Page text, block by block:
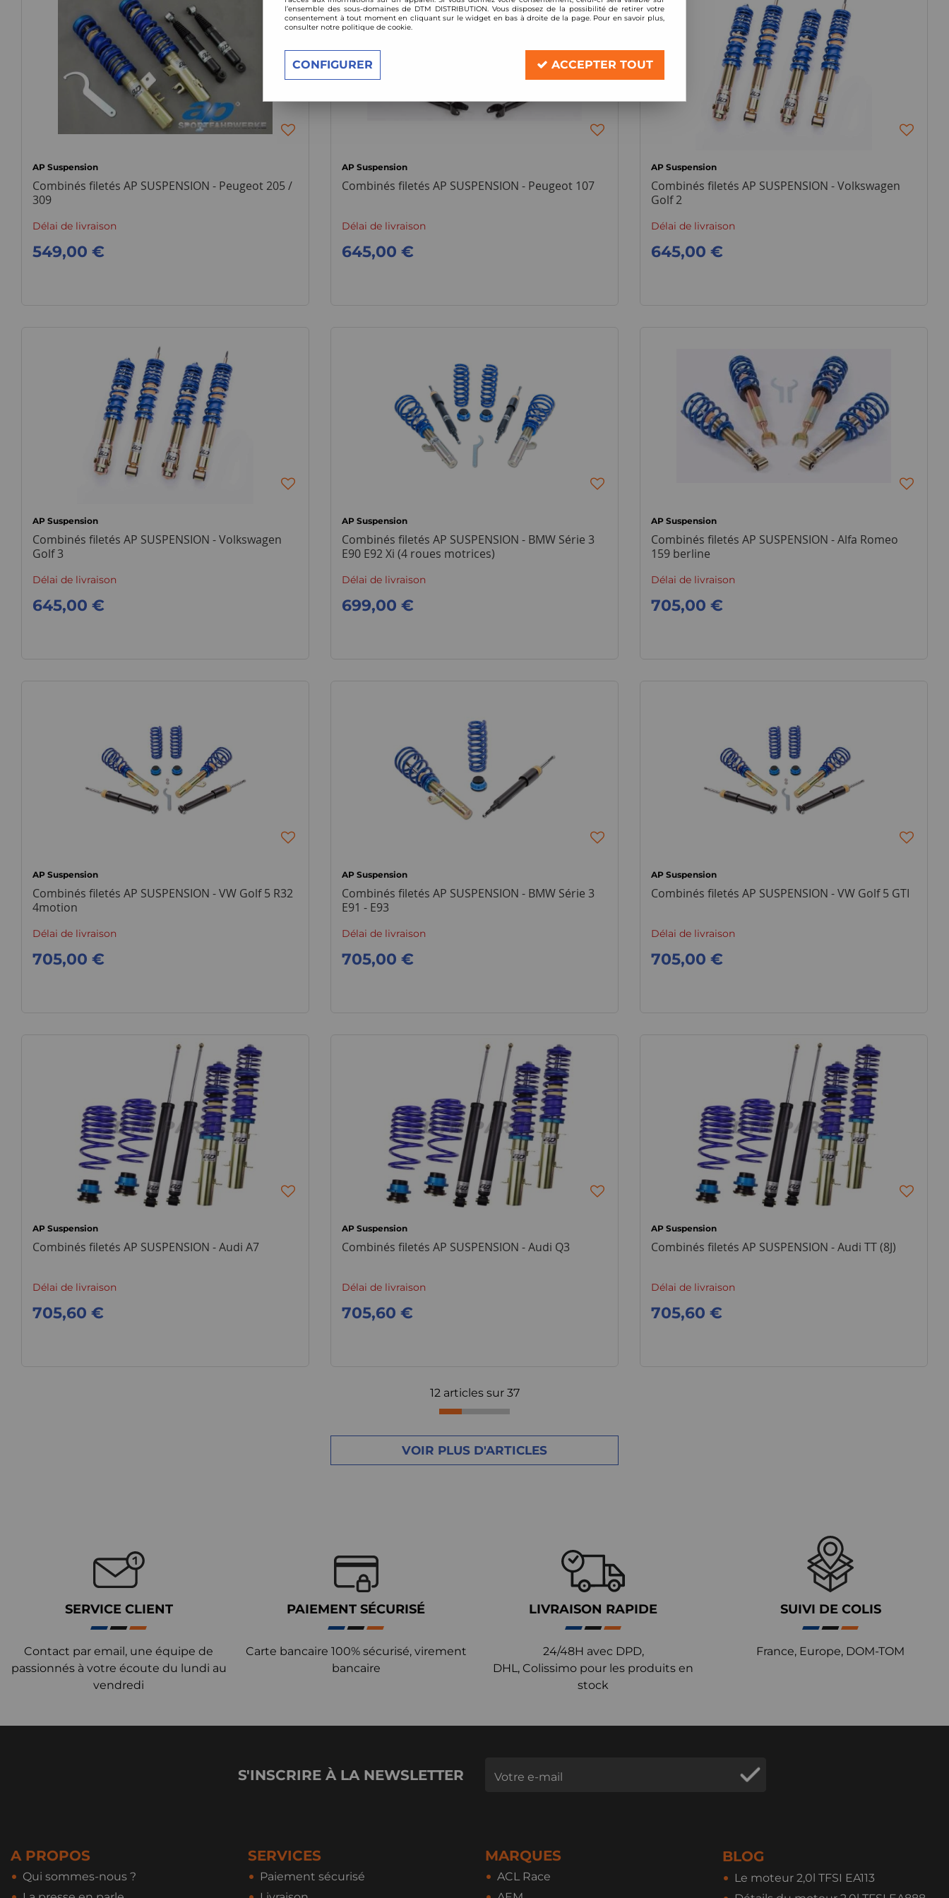
AP Suspension
Combinés filetés AP SUSPENSION - Peugeot 205 /
309
Délai de livraison
549,00 €
AP Suspension
Combinés filetés AP SUSPENSION - Peugeot 107
Délai de livraison
645,00 €
AP Suspension
Combinés filetés AP SUSPENSION - Volkswagen
Golf 2
Délai de livraison
645,00 €
AP Suspension
Combinés filetés AP SUSPENSION - Volkswagen
Golf 3
Délai de livraison
645,00 €
AP Suspension
Combinés filetés AP SUSPENSION - BMW Série 3
E90 E92 Xi (4 roues motrices)
Délai de livraison
699,00 €
AP Suspension
Combinés filetés AP SUSPENSION - Alfa Romeo
159 berline
Délai de livraison
705,00 €
AP Suspension
Combinés filetés AP SUSPENSION - VW Golf 5 R32
4motion
Délai de livraison
705,00 €
AP Suspension
Combinés filetés AP SUSPENSION - BMW Série 3
E91 - E93
Délai de livraison
705,00 €
AP Suspension
Combinés filetés AP SUSPENSION - VW Golf 5 GTI
Délai de livraison
705,00 €
AP Suspension
Combinés filetés AP SUSPENSION - Audi A7
Délai de livraison
705,60 €
AP Suspension
Combinés filetés AP SUSPENSION - Audi Q3
Délai de livraison
705,60 €
AP Suspension
Combinés filetés AP SUSPENSION - Audi TT (8J)
Délai de livraison
705,60 €
12 articles sur 37
VOIR PLUS D'ARTICLES
SERVICE CLIENT
Contact par email, une équipe de
passionnés à votre écoute du lundi au
vendredi
PAIEMENT SÉCURISÉ
Carte bancaire 100% sécurisé, virement
bancaire
LIVRAISON RAPIDE
24/48H avec DPD,
DHL, Colissimo pour les produits en
stock
SUIVI DE COLIS
France, Europe, DOM-TOM
S'INSCRIRE À LA NEWSLETTER
A PROPOS
Qui sommes-nous ?
SERVICES
Paiement sécurisé
MARQUES
ACL Race
BLOG
Le moteur 2,0l TFSI EA113
l’ensemble des sous-domaines de DTM DISTRIBUTION. Vous disposez de la possibilité de retirer votre
consentement à tout moment en cliquant sur le widget en bas à droite de la page. Pour en savoir plus,
consulter notre politique de cookie.
CONFIGURER ACCEPTER TOUT